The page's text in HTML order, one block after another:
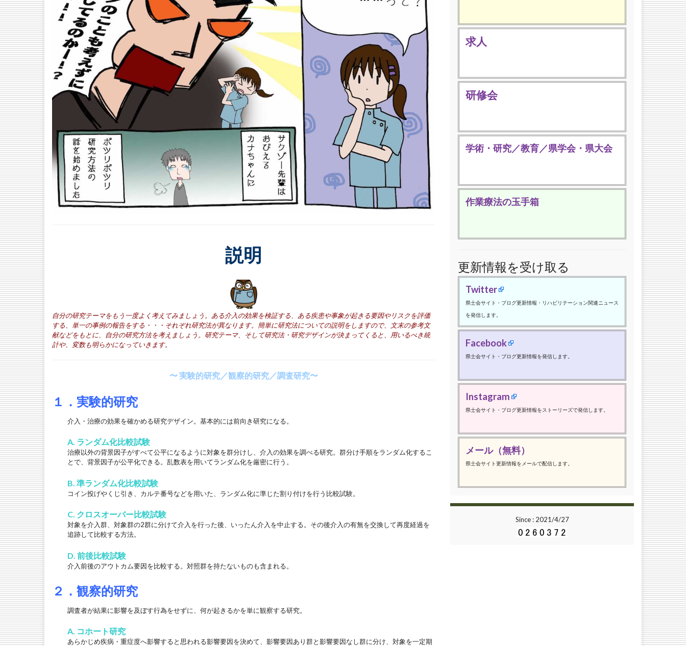
説明
自分の研究テーマをもう一度よく考えてみましょう。ある介入の効果を検証する、ある疾患や事象が起きる要因やリスクを評価
する、単一の事例の報告をする・・・それぞれ研究法が異なります。
簡単に研究法についての説明をしますので、文末の参考文
献などをもとに、自分の研究方法を考えましょう。研究テーマ、そして研究法・研究デザインが決まってくると、用いるべき統
計や、変数も明らかになっていきます。
〜 実験的研究／観察的研究／調査研究〜
１．実験的研究
介入・治療の効果を確かめる研究デザイン。基本的には前向き研究になる。
A. ランダム化比較試験
治療以外の背景因子がすべて公平になるように対象を群分けし、介入の効果を調べる研究。群分け手順をランダム化するこ
とで、背景因子が公平化できる。乱数表を用いてランダム化を厳密に行う。
B. 準ランダム化比較試験
コイン投げやくじ引き、カルテ番号などを用いた、ランダム化に準じた割り付けを行う比較試験。
C. クロスオーバー比較試験
対象を介入群、対象群の2群に分けて介入を行った後、いったん介入を中止する。その後介入の有無を交換して再度経過を
追跡して比較する方法。
D. 前後比較試験
介入前後のアウトカム要因を比較する。対照群を持たないものも含まれる。
２．観察的研究
調査者が結果に影響を及ぼす行為をせずに、何が起きるかを単に観察する研究。
A. コホート研究
あらかじめ疾病・重症度へ影響すると思われる影響要因を決めて、影響要因あり群と影響要因なし群に分け、対象を一定期
求人
研修会
学術・研究／教育／県学会・県大会
作業療法の玉手箱
更新情報を受け取る
Twitter
県士会サイト・ブログ更新情報・リハビリテーション関連ニュース
を発信します。
Facebook
県士会サイト・ブログ更新情報を発信します。
Instagram
県士会サイト・ブログ更新情報をストーリーズで発信します。
メール（無料）
県士会サイト更新情報をメールで配信します。
Since : 2021/4/27